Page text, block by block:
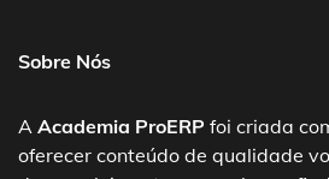
Sobre Nós
A Academia ProERP foi criada
oferecer conteúdo de qualidade